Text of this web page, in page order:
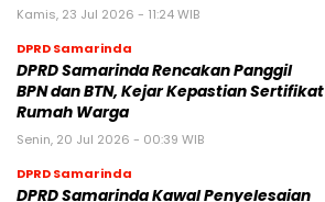
Kamis, 23 Jul 2026 - 11:24 WIB
DPRD Samarinda
DPRD Samarinda Rencakan Panggil
BPN dan BTN, Kejar Kepastian Sertifikat
Rumah Warga
Senin, 20 Jul 2026 - 00:39 WIB
DPRD Samarinda
DPRD Samarinda Kawal Penyelesaian